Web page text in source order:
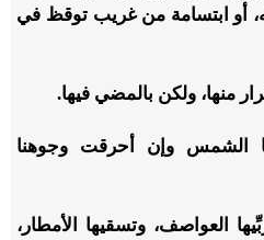
أو ابتسامة من غريب توقظ في
منها، ولكن بالمضي فيها.
الشمس وإن أحرقت وجوهنا
العواصف، وتسقيها الأمطار،